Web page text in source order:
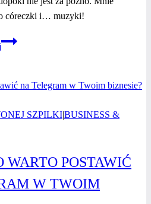
córeczki i… muzyki!
Business
Luiza
–
ktoś
krzywdził.
SZPILKI|BUSINESS &
WARTO POSTAWIĆ
W TWOIM